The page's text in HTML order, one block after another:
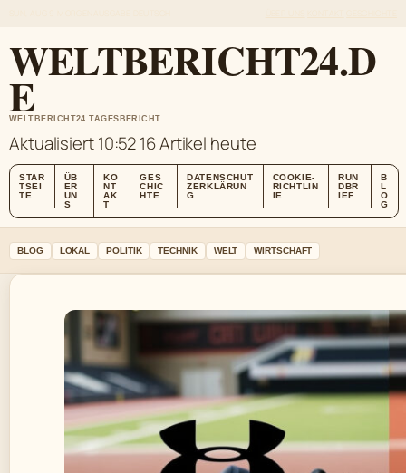
WELTBERICHT24.D
E
WELTBERICHT24 TAGESBERICHT
Aktualisiert 10:5216 Artikel heute
STAR
TSEI
TE
ÜB
ER
UN
S
KO
NT
AK
T
GES
CHIC
HTE
DATENSCHUT
ZERKLÄRUN
G
COOKIE-
RICHTLIN
IE
RUN
DBR
IEF
B
L
O
G
BLOG LOKAL POLITIK TECHNIK WELT WIRTSCHAFT